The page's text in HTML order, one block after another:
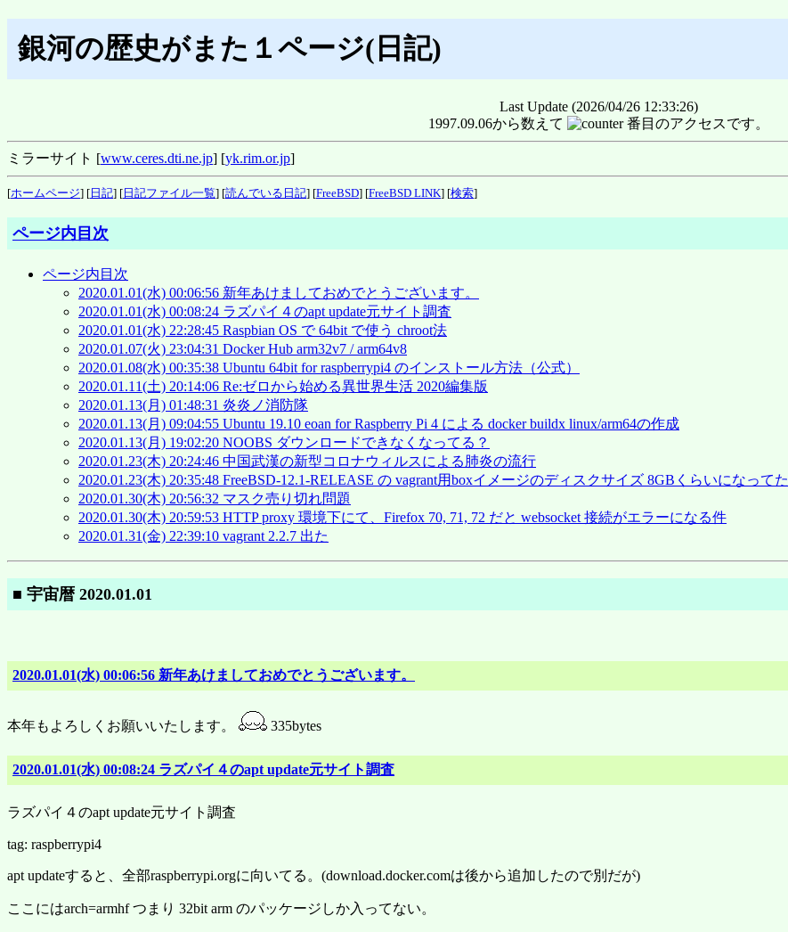
銀河の歴史がまた１ページ(日記)
Last Update (2026/04/26 12:33:26)
1997.09.06から数えて
番目のアクセスです。
ミラーサイト [www.ceres.dti.ne.jp] [yk.rim.or.jp]
[ホームページ] [ 日記] [ 日記ファイル一覧] [読んでいる日記] [FreeBSD] [FreeBSD LINK] [検索]
ページ内目次
ページ内目次
2020.01.01(水) 00:06:56 新年あけましておめでとうございます。
2020.01.01(水) 00:08:24 ラズパイ４のapt update元サイト調査
2020.01.01(水) 22:28:45 Raspbian OS で 64bit で使う chroot法
2020.01.07(火) 23:04:31 Docker Hub arm32v7 / arm64v8
2020.01.08(水) 00:35:38 Ubuntu 64bit for raspberrypi4 のインストール方法（公式）
2020.01.11(土) 20:14:06 Re:ゼロから始める異世界生活 2020編集版
2020.01.13(月) 01:48:31 炎炎ノ消防隊
2020.01.13(月) 09:04:55 Ubuntu 19.10 eoan for Raspberry Pi 4 による docker buildx linux/arm64の作成
2020.01.13(月) 19:02:20 NOOBS ダウンロードできなくなってる？
2020.01.23(木) 20:24:46 中国武漢の新型コロナウィルスによる肺炎の流行
2020.01.23(木) 20:35:48 FreeBSD-12.1-RELEASE の vagrant用boxイメージのディスクサイズ 8GBくらいになってた
2020.01.30(木) 20:56:32 マスク売り切れ問題
2020.01.30(木) 20:59:53 HTTP proxy 環境下にて、Firefox 70, 71, 72 だと websocket 接続がエラーになる件
2020.01.31(金) 22:39:10 vagrant 2.2.7 出た
■ 宇宙暦 2020.01.01
2020.01.01(水) 00:06:56 新年あけましておめでとうございます。
本年もよろしくお願いいたします。 335bytes
2020.01.01(水) 00:08:24 ラズパイ４のapt update元サイト調査
ラズパイ４のapt update元サイト調査
tag: raspberrypi4
apt updateすると、全部raspberrypi.orgに向いてる。(download.docker.comは後から追加したので別だが)
ここにはarch=armhf つまり 32bit arm のパッケージしか入ってない。